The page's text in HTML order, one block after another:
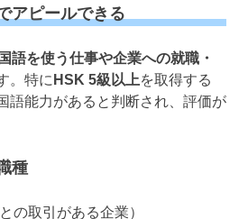
アピールできる
語を使う仕事や企業への就職・
。特に HSK 5級以上を取得する
語能力があると判断され、評価が
種
との取引がある企業）